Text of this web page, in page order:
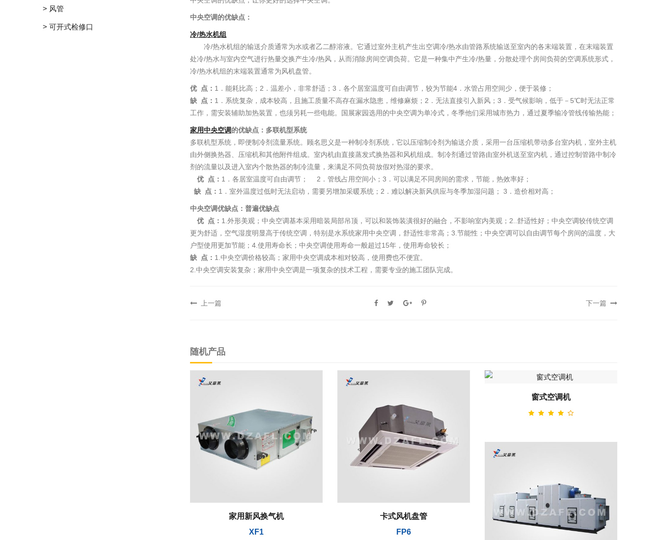
中央空调的优缺点：
冷/热水机组
冷/热水机组的输送介质通常为水或者乙二醇溶液。它通过室外主机产生出空调冷/热水由管路系统输送至室内的各末端装置，在末端装置
处冷/热水与室内空气进行热量交换产生冷/热风，从而消除房间空调负荷。它是一种集中产生冷/热量，分散处理个房间负荷的空调系统形式，
冷/热水机组的末端装置通常为风机盘管。
优 点： 1．能耗比高；2．温差小，非常舒适；3．各个居室温度可自由调节，较为节能4．水管占用空间少，便于装修；
缺
点 ： 1．系统复杂，成本较高，且施工质量不高存在漏水隐患，维修麻烦；2．无法直接引入新风；3．受气候影响，低于－5℃时无法正常
工作，需安装辅助加热装置，也须另耗一些电能。国展家园选用的中央空调为单冷式，冬季他们采用城市热力，通过夏季输冷管线传输热能；
家用中央空调的优缺点：多联机型系统
多联机型系统，即便制冷剂流量系统。顾名思义是一种制冷剂系统，它以压缩制冷剂为输送介质，采用一台压缩机带动多台室内机，室外主机
由外侧换热器、压缩机和其他附件组成。室内机由直接蒸发式换热器和风机组成。制冷剂通过管路由室外机送至室内机，通过控制管路中制冷
剂的流量以及进入室内个散热器的制冷流量，来满足不同负荷放假对热湿的要求。
优
点： 1．各居室温度可自由调节； 2．管线占用空间小；3．可以满足不同房间的需求，节能，热效率好；
缺
点 ： 1．室外温度过低时无法启动，需要另增加采暖系统；2．难以解决新风供应与冬季加湿问题； 3．造价相对高；
中央空调优缺点：普遍优缺点
优
点： 1.外形美观；中央空调基本采用暗装局部吊顶，可以和装饰装潢很好的融合，不影响室内美观；2..舒适性好；中央空调较传统空调
更为舒适，空气湿度明显高于传统空调，特别是水系统家用中央空调，舒适性非常高；3.节能性；中央空调可以自由调节每个房间的温度，大
户型使用更加节能；4.使用寿命长；中央空调使用寿命一般超过15年，使用寿命较长；
缺
点： 1.中央空调价格较高；家用中央空调成本相对较高，使用费也不便宜。
2.中央空调安装复杂；家用中央空调是一项复杂的技术工程，需要专业的施工团队完成。
上一篇 下一篇
随机产品
家用新风换气机
XF1
卡式风机盘管
FP6
窗式空调机
> 风管
> 可开式检修口